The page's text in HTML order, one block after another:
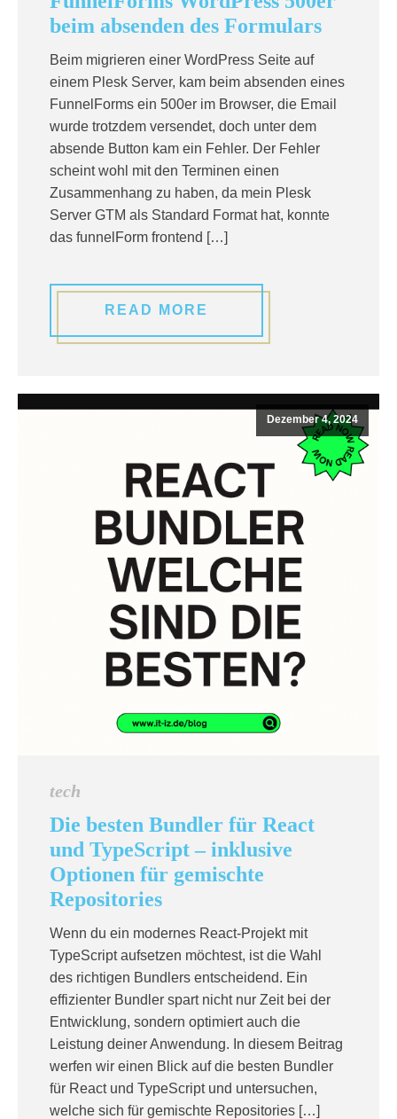
beim absenden des Formulars
Beim migrieren einer WordPress Seite auf
einem Plesk Server, kam beim absenden eines
FunnelForms ein 500er im Browser, die Email
wurde trotzdem versendet, doch unter dem
absende Button kam ein Fehler. Der Fehler
scheint wohl mit den Terminen einen
Zusammenhang zu haben, da mein Plesk
Server GTM als Standard Format hat, konnte
das funnelForm frontend […]
READ MORE
Dezember 4, 2024
tech
Die besten Bundler für React
und TypeScript – inklusive
Optionen für gemischte
Repositories
Wenn du ein modernes React-Projekt mit
TypeScript aufsetzen möchtest, ist die Wahl
des richtigen Bundlers entscheidend. Ein
effizienter Bundler spart nicht nur Zeit bei der
Entwicklung, sondern optimiert auch die
Leistung deiner Anwendung. In diesem Beitrag
werfen wir einen Blick auf die besten Bundler
für React und TypeScript und untersuchen,
welche sich für gemischte Repositories […]